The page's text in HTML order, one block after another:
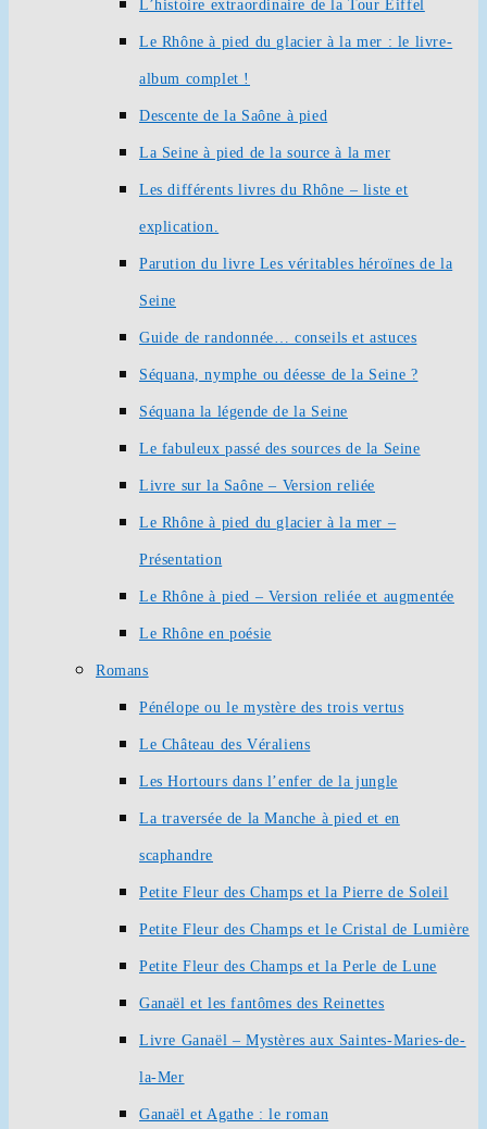
L’histoire extraordinaire de la Tour Eiffel
Le Rhône à pied du glacier à la mer : le livre-
album complet !
Descente de la Saône à pied
La Seine à pied de la source à la mer
Les différents livres du Rhône – liste et
explication.
Parution du livre Les véritables héroïnes de la
Seine
Guide de randonnée… conseils et astuces
Séquana, nymphe ou déesse de la Seine ?
Séquana la légende de la Seine
Le fabuleux passé des sources de la Seine
Livre sur la Saône – Version reliée
Le Rhône à pied du glacier à la mer –
Présentation
Le Rhône à pied – Version reliée et augmentée
Le Rhône en poésie
Romans
Pénélope ou le mystère des trois vertus
Le Château des Véraliens
Les Hortours dans l’enfer de la jungle
La traversée de la Manche à pied et en
scaphandre
Petite Fleur des Champs et la Pierre de Soleil
Petite Fleur des Champs et le Cristal de Lumière
Petite Fleur des Champs et la Perle de Lune
Ganaël et les fantômes des Reinettes
Livre Ganaël – Mystères aux Saintes-Maries-de-
la-Mer
Ganaël et Agathe : le roman